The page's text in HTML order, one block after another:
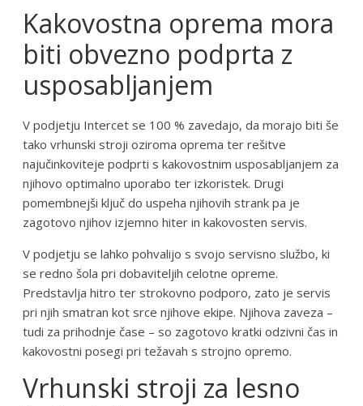
Kakovostna oprema mora
biti obvezno podprta z
usposabljanjem
V podjetju Intercet se 100 % zavedajo, da morajo biti še
tako vrhunski stroji oziroma oprema ter rešitve
najučinkoviteje podprti s kakovostnim usposabljanjem za
njihovo optimalno uporabo ter izkoristek. Drugi
pomembnejši ključ do uspeha njihovih strank pa je
zagotovo njihov izjemno hiter in kakovosten servis.
V podjetju se lahko pohvalijo s svojo servisno službo, ki
se redno šola pri dobaviteljih celotne opreme.
Predstavlja hitro ter strokovno podporo, zato je servis
pri njih smatran kot srce njihove ekipe. Njihova zaveza –
tudi za prihodnje čase – so zagotovo kratki odzivni čas in
kakovostni posegi pri težavah s strojno opremo.
Vrhunski stroji za lesno